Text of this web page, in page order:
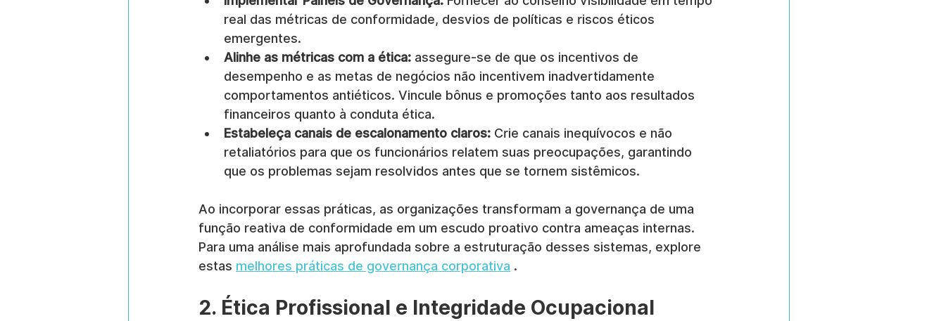
real das métricas de conformidade, desvios de políticas e riscos éticos
emergentes.
Alinhe as métricas com a ética: assegure-se de que os incentivos de
desempenho e as metas de negócios não incentivem inadvertidamente
comportamentos antiéticos. Vincule bônus e promoções tanto aos resultados
financeiros quanto à conduta ética.
Estabeleça canais de escalonamento claros: Crie canais inequívocos e não
retaliatórios para que os funcionários relatem suas preocupações, garantindo
que os problemas sejam resolvidos antes que se tornem sistêmicos.
Ao incorporar essas práticas, as organizações transformam a governança de uma
função reativa de conformidade em um escudo proativo contra ameaças internas.
Para uma análise mais aprofundada sobre a estruturação desses sistemas, explore
estas melhores práticas de governança corporativa .
2. Ética Profissional e Integridade Ocupacional